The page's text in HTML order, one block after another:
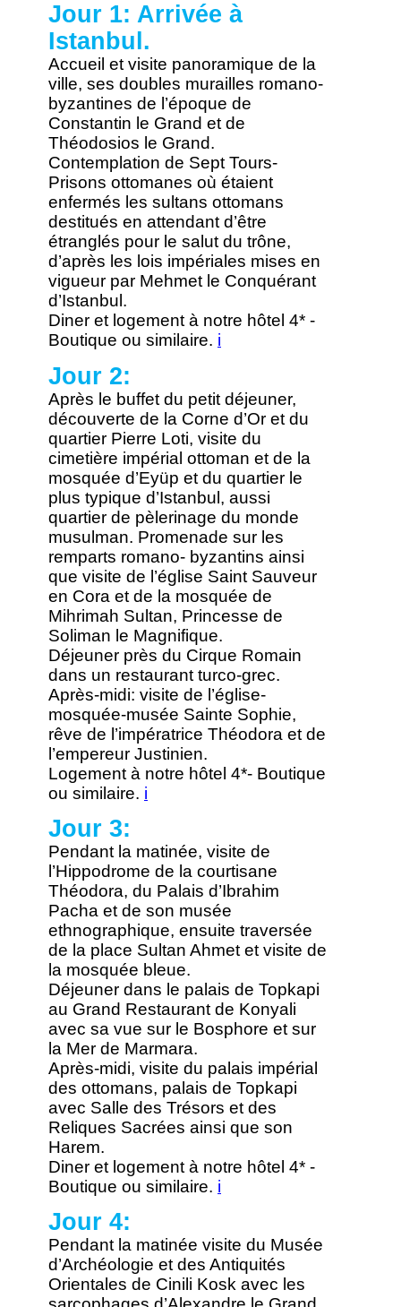
Jour 1: Arrivée à
Istanbul.
Accueil et visite panoramique de la
ville, ses doubles murailles romano-
byzantines de l’époque de
Constantin le Grand et de
Théodosios le Grand.
Contemplation de Sept Tours-
Prisons ottomanes où étaient
enfermés les sultans ottomans
destitués en attendant d’être
étranglés pour le salut du trône,
d’après les lois impériales mises en
vigueur par Mehmet le Conquérant
d’Istanbul.
Diner et logement à notre hôtel 4* -
Boutique ou similaire. i
Jour 2:
Après le buffet du petit déjeuner,
découverte de la Corne d’Or et du
quartier Pierre Loti, visite du
cimetière impérial ottoman et de la
mosquée d’Eyüp et du quartier le
plus typique d’Istanbul, aussi
quartier de pèlerinage du monde
musulman. Promenade sur les
remparts romano- byzantins ainsi
que visite de l’église Saint Sauveur
en Cora et de la mosquée de
Mihrimah Sultan, Princesse de
Soliman le Magnifique.
Déjeuner près du Cirque Romain
dans un restaurant turco-grec.
Après-midi: visite de l’église-
mosquée-musée Sainte Sophie,
rêve de l’impératrice Théodora et de
l’empereur Justinien.
Logement à notre hôtel 4*- Boutique
ou similaire. i
Jour 3:
Pendant la matinée, visite de
l’Hippodrome de la courtisane
Théodora, du Palais d’Ibrahim
Pacha et de son musée
ethnographique, ensuite traversée
de la place Sultan Ahmet et visite de
la mosquée bleue.
Déjeuner dans le palais de Topkapi
au Grand Restaurant de Konyali
avec sa vue sur le Bosphore et sur
la Mer de Marmara.
Après-midi, visite du palais impérial
des ottomans, palais de Topkapi
avec Salle des Trésors et des
Reliques Sacrées ainsi que son
Harem.
Diner et logement à notre hôtel 4* -
Boutique ou similaire. i
Jour 4:
Pendant la matinée visite du Musée
d’Archéologie et des Antiquités
Orientales de Cinili Kosk avec les